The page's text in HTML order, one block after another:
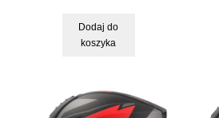
Dodaj do
koszyka